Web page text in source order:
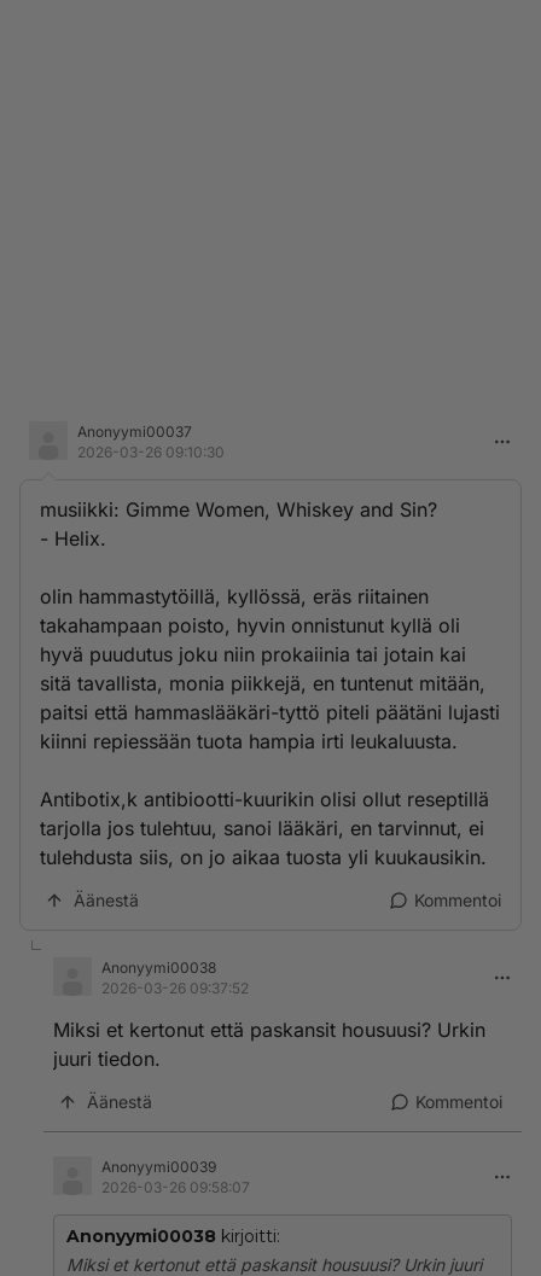
Anonyymi00037
2026-03-26 09:10:30
musiikki: Gimme Women, Whiskey and Sin?
- Helix.
olin hammastytöillä, kyllössä, eräs riitainen
takahampaan poisto, hyvin onnistunut kyllä oli
hyvä puudutus joku niin prokaiinia tai jotain kai
sitä tavallista, monia piikkejä, en tuntenut mitään,
paitsi että hammaslääkäri-tyttö piteli päätäni lujasti
kiinni repiessään tuota hampia irti leukaluusta.
Antibotix,k antibiootti-kuurikin olisi ollut reseptillä
tarjolla jos tulehtuu, sanoi lääkäri, en tarvinnut, ei
tulehdusta siis, on jo aikaa tuosta yli kuukausikin.
Äänestä Kommentoi
Anonyymi00038
2026-03-26 09:37:52
Miksi et kertonut että paskansit housuusi? Urkin
juuri tiedon.
Äänestä Kommentoi
Anonyymi00039
2026-03-26 09:58:07
Anonyymi00038 kirjoitti:
Miksi et kertonut että paskansit housuusi? Urkin juuri